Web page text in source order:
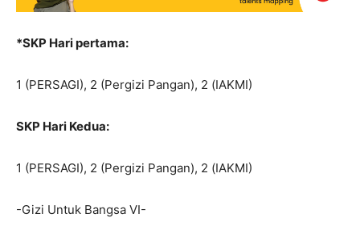
*SKP Hari pertama:
1 (PERSAGI), 2 (Pergizi Pangan), 2 (IAKMI)
SKP Hari Kedua:
1 (PERSAGI), 2 (Pergizi Pangan), 2 (IAKMI)
-Gizi Untuk Bangsa VI-